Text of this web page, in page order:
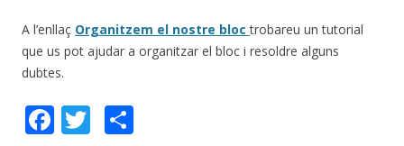
A l’enllaç Organitzem el nostre bloctrobareu un tutorial
que us pot ajudar a organitzar el bloc i resoldre alguns
dubtes.
F T